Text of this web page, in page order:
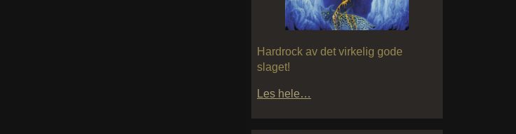
Hardrock av det virkelig gode
slaget!
Les hele…